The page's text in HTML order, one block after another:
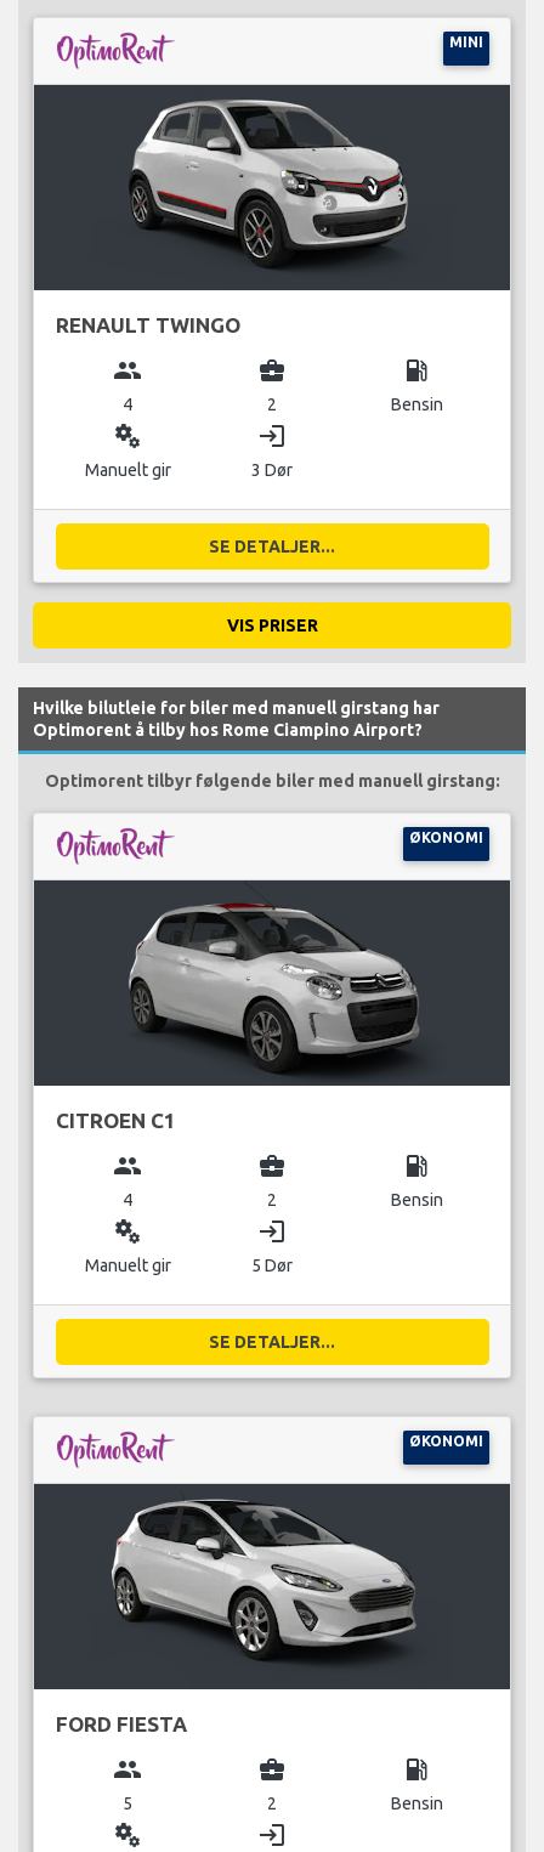
MINI
RENAULT TWINGO
group
4
business_center
2
local_gas_station
Bensin
miscellaneous_services
Manuelt gir
login
3 Dør
SE DETALJER...
VIS PRISER
Hvilke bilutleie for biler med manuell girstang har
Optimorent å tilby hos Rome Ciampino Airport?
Optimorent tilbyr følgende biler med manuell girstang:
ØKONOMI
CITROEN C1
group
4
business_center
2
local_gas_station
Bensin
miscellaneous_services
Manuelt gir
login
5 Dør
SE DETALJER...
ØKONOMI
FORD FIESTA
group
5
business_center
2
local_gas_station
Bensin
miscellaneous_services login